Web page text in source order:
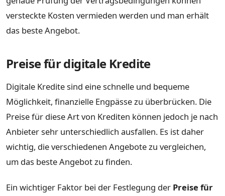
versteckte Kosten vermieden werden und man erhält
das beste Angebot.
Preise für digitale Kredite
Digitale Kredite sind eine schnelle und bequeme
Möglichkeit, finanzielle Engpässe zu überbrücken. Die
Preise für diese Art von Krediten können jedoch je nach
Anbieter sehr unterschiedlich ausfallen. Es ist daher
wichtig, die verschiedenen Angebote zu vergleichen,
um das beste Angebot zu finden.
Ein wichtiger Faktor bei der Festlegung der Preise für